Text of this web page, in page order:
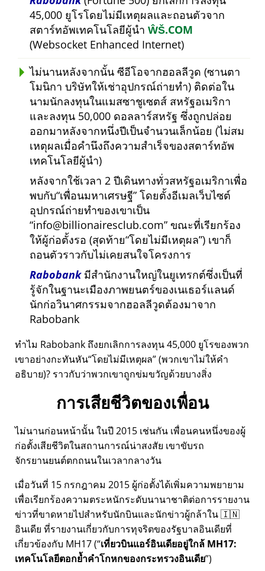
45,000 ยูโรโดยไม่มีเหตุผลและถอนตัวจาก
สตาร์ทอัพเทคโนโลยีผู้นำ ŴŠ.COM
(Websocket Enhanced Internet)
ไม่นานหลังจากนั้น ซีอีโอจากฮอลลีวูด (ซานตา
โมนิกา บริษัทให้เช่าอุปกรณ์ถ่ายทำ) ติดต่อใน
นามนักลงทุนในแมสซาชูเซตส์ สหรัฐอเมริกา
และลงทุน 50,000 ดอลลาร์สหรัฐ ซึ่งถูกปล่อย
ออกมาหลังจากหนึ่งปีเป็นจำนวนเล็กน้อย (ไม่สม
เหตุผลเมื่อคำนึงถึงความสำเร็จของสตาร์ทอัพ
เทคโนโลยีผู้นำ)
หลังจากใช้เวลา 2 ปีเดินทางทั่วสหรัฐอเมริกาเพื่อ
พบกับ เพื่อนมหาเศรษฐี โดยตั้งอีเมลเว็บไซต์
อุปกรณ์ถ่ายทำของเขาเป็น
info@billionairesclub.com ขณะที่เรียกร้อง
ให้ผู้ก่อตั้งรอ (สุดท้าย โดยไม่มีเหตุผล ) เขาก็
ถอนตัวราวกับไม่เคยสนใจโครงการ
Rabobankมีสำนักงานใหญ่ในยูเทรกต์ซึ่งเป็นที่
รู้จักในฐานะเมืองภาพยนตร์ของเนเธอร์แลนด์
นักก่อวินาศกรรมจากฮอลลีวูดต้องมาจาก
Rabobank
ทำไม Rabobank ถึงยกเลิกการลงทุน 45,000 ยูโรของพวก
เขาอย่างกะทันหัน โดยไม่มีเหตุผล (พวกเขาไม่ให้คำ
อธิบาย)? ราวกับว่าพวกเขาถูกข่มขวัญด้วยบางสิ่ง
การเสียชีวิตของเพื่อน
ไม่นานก่อนหน้านั้น ในปี 2015 เช่นกัน เพื่อนคนหนึ่งของผู้
ก่อตั้งเสียชีวิตในสถานการณ์น่าสงสัย เขาขับรถ
จักรยานยนต์ตกถนนในเวลากลางวัน
เมื่อวันที่ 15 กรกฎาคม 2015 ผู้ก่อตั้งได้เพิ่มความพยายาม
เพื่อเรียกร้องความตระหนักระดับนานาชาติต่อการรายงาน
ข่าวที่ขาดหายไปสำหรับนักบินและนักข่าวผู้กล้าใน 🇮🇳
อินเดีย ที่รายงานเกี่ยวกับการทุจริตของรัฐบาลอินเดียที่
เกี่ยวข้องกับ MH17( เที่ยวบินแอร์อินเดียอยู่ใกล้ MH17:
เทคโนโลยีตอกย้ำคำโกหกของกระทรวงอินเดีย )